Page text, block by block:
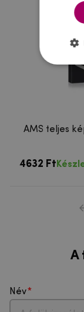
AMS teljes
4632 Ft
A
Név